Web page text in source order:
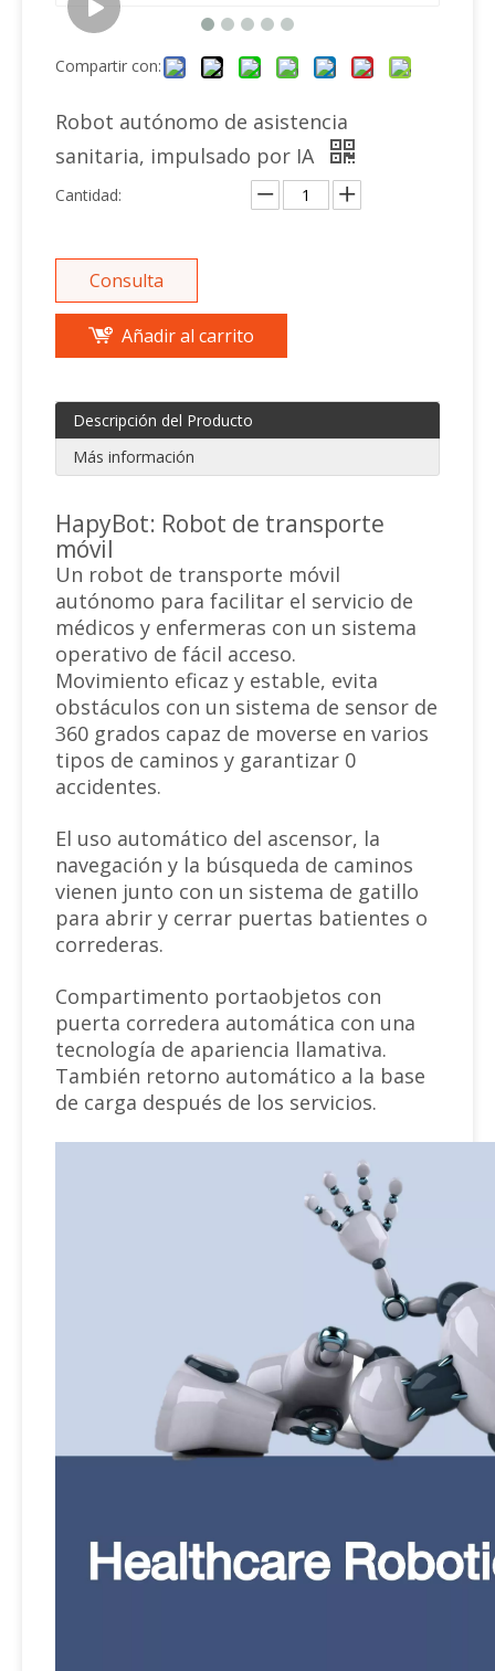
Compartir con:
Robot autónomo de asistencia
sanitaria, impulsado por IA
Cantidad:
Consulta
Añadir al carrito
Descripción del Producto
Más información
HapyBot: Robot de transporte
móvil
Un robot de transporte móvil
autónomo para facilitar el servicio de
médicos y enfermeras con un sistema
operativo de fácil acceso.
Movimiento eficaz y estable, evita
obstáculos con un sistema de sensor de
360 ​​grados capaz de moverse en varios
tipos de caminos y garantizar 0
accidentes.
El uso automático del ascensor, la
navegación y la búsqueda de caminos
vienen junto con un sistema de gatillo
para abrir y cerrar puertas batientes o
correderas.
Compartimento portaobjetos con
puerta corredera automática con una
tecnología de apariencia llamativa.
También retorno automático a la base
de carga después de los servicios.